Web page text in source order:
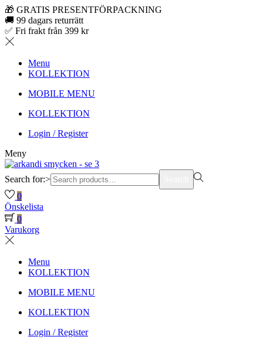
🎁 GRATIS PRESENTFÖRPACKNING
🚚 99 dagars returrätt
✅ Fri frakt från 399 kr
Menu
KOLLEKTION
MOBILE MENU
KOLLEKTION
Login / Register
Meny
Search for:>
0
Önskelista
0
Varukorg
Menu
KOLLEKTION
MOBILE MENU
KOLLEKTION
Login / Register